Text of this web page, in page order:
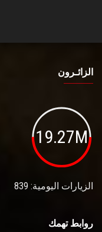
الزائـرون
19.27M
الزيارات اليومية: 839
روابط تهمك